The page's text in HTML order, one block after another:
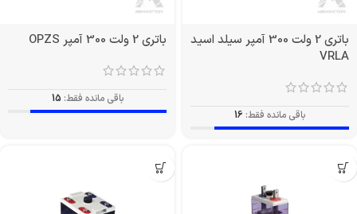
باتری 2 ولت 300 آمپر سیلد اسید
VRLA
باقی مانده فقط: 16
باتری 2 ولت 300 آمپر OPZS
باقی مانده فقط: 15